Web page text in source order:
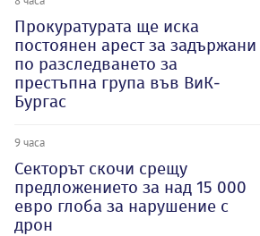
Прокуратурата ще иска
постоянен арест за задържани
по разследването за
престъпна група във ВиК-
Бургас
9 часа
Секторът скочи срещу
предложението за над 15 000
евро глоба за нарушение с
дрон